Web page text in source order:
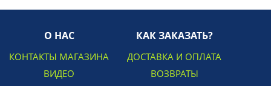
О НАС
КОНТАКТЫ МАГАЗИНА
ВИДЕО
КАК ЗАКАЗАТЬ?
ДОСТАВКА И ОПЛАТА
ВОЗВРАТЫ